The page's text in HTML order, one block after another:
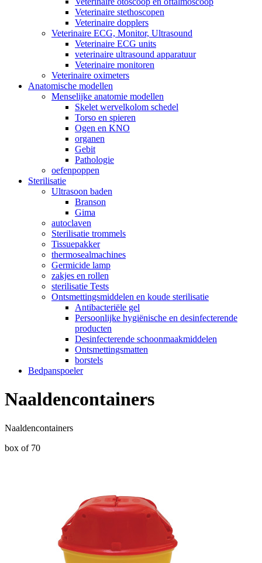
Veterinaire stethoscopen
Veterinaire dopplers
Veterinaire ECG, Monitor, Ultrasound
Veterinaire ECG units
veterinaire ultrasound apparatuur
Veterinaire monitoren
Veterinaire oximeters
Anatomische modellen
Menselijke anatomie modellen
Skelet wervelkolom schedel
Torso en spieren
Ogen en KNO
organen
Gebit
Pathologie
oefenpoppen
Sterilisatie
Ultrasoon baden
Branson
Gima
autoclaven
Sterilisatie trommels
Tissuepakker
thermosealmachines
Germicide lamp
zakjes en rollen
sterilisatie Tests
Ontsmettingsmiddelen en koude sterilisatie
Antibacteriële gel
Persoonlijke hygiënische en desinfecterende
producten
Desinfecterende schoonmaakmiddelen
Ontsmettingsmatten
borstels
Bedpanspoeler
Naaldencontainers
Naaldencontainers
box of 70